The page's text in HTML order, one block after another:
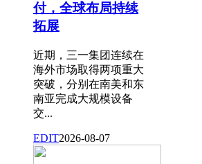
付，全球布局持续
拓展
近期，三一集团连续在
海外市场取得两项重大
突破，分别在南美和东
南亚完成大规模设备
交...
EDIT2026-08-07